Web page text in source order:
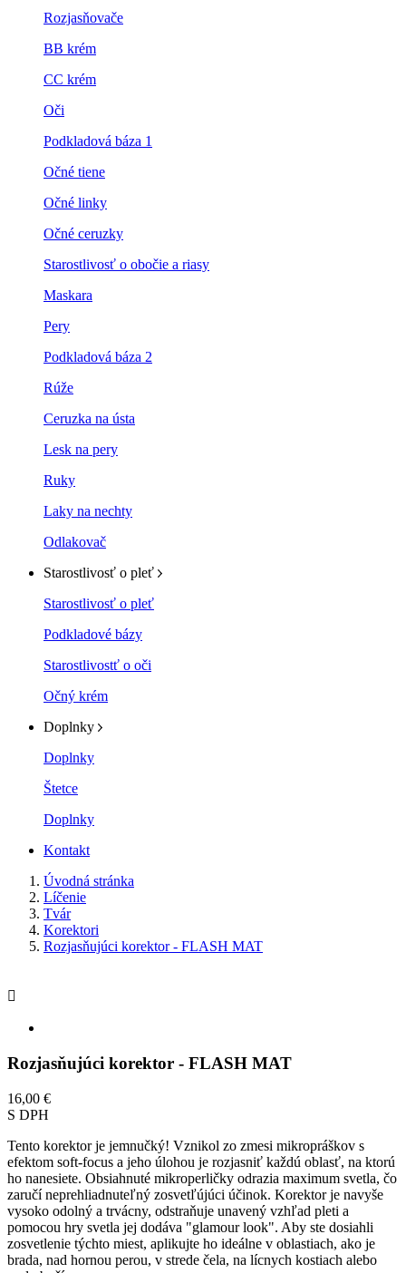
Rozjasňovače
BB krém
CC krém
Oči
Podkladová báza 1
Očné tiene
Očné linky
Očné ceruzky
Starostlivosť o obočie a riasy
Maskara
Pery
Podkladová báza 2
Rúže
Ceruzka na ústa
Lesk na pery
Ruky
Laky na nechty
Odlakovač
Starostlivosť o pleť
Starostlivosť o pleť
Podkladové bázy
Starostlivostť o oči
Očný krém
Doplnky
Doplnky
Štetce
Doplnky
Kontakt
Úvodná stránka
Líčenie
Tvár
Korektori
Rozjasňujúci korektor - FLASH MAT

Rozjasňujúci korektor - FLASH MAT
16,00 €
S DPH
Tento korektor je jemnučký! Vznikol zo zmesi mikropráškov s
efektom soft-focus a jeho úlohou je rozjasniť každú oblasť, na ktorú
ho nanesiete. Obsiahnuté mikroperličky odrazia maximum svetla, čo
zaručí neprehliadnuteľný zosvetľújúci účinok. Korektor je navyše
vysoko odolný a trvácny, odstraňuje unavený vzhľad pleti a
pomocou hry svetla jej dodáva "glamour look". Aby ste dosiahli
zosvetlenie týchto miest, aplikujte ho ideálne v oblastiach, ako je
brada, nad hornou perou, v strede čela, na lícnych kostiach alebo